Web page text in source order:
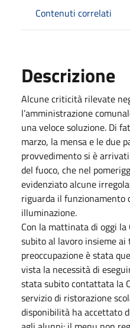
Contenuti correlati
Descrizione
Alcune criticità rilevate
l’amministrazione
una veloce soluzione. Di
marzo, la mensa e le due
provvedimento si è
del fuoco, che nel
evidenziato alcune
riguarda il funzionamento
illuminazione.
Con la mattinata di oggi
subito al lavoro insieme ai
preoccupazione è stata
vista la necessità di
stata subito contattata la
servizio di ristorazione
disponibilità ha accettato